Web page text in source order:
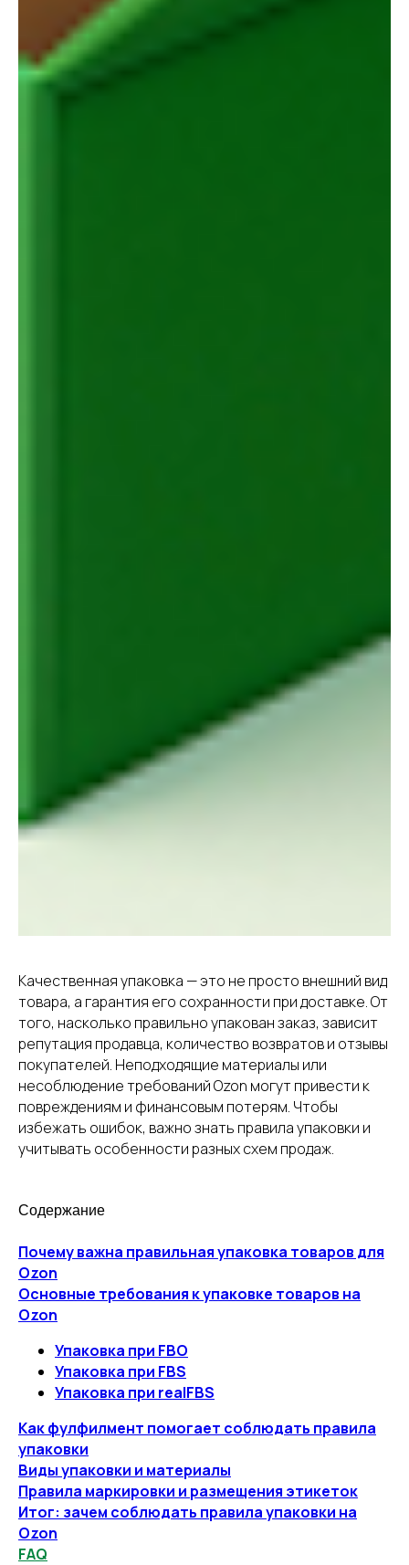
Качественная упаковка — это не просто внешний вид
товара, а гарантия его сохранности при доставке. От
того, насколько правильно упакован заказ, зависит
репутация продавца, количество возвратов и отзывы
покупателей. Неподходящие материалы или
несоблюдение требований Ozon могут привести к
повреждениям и финансовым потерям. Чтобы
избежать ошибок, важно знать правила упаковки и
учитывать особенности разных схем продаж.
Содержание
Почему важна правильная упаковка товаров для
Ozon
Основные требования к упаковке товаров на
Ozon
Упаковка при FBO
Упаковка при FBS
Упаковка при realFBS
Как фулфилмент помогает соблюдать правила
упаковки
Виды упаковки и материалы
Правила маркировки и размещения этикеток
Итог: зачем соблюдать правила упаковки на
Ozon
FAQ